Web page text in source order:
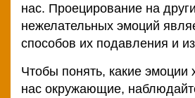
нас. Проецирование на
нежелательных эмоций
способов их подавления и
Чтобы понять, какие эмоции
нас окружающие,